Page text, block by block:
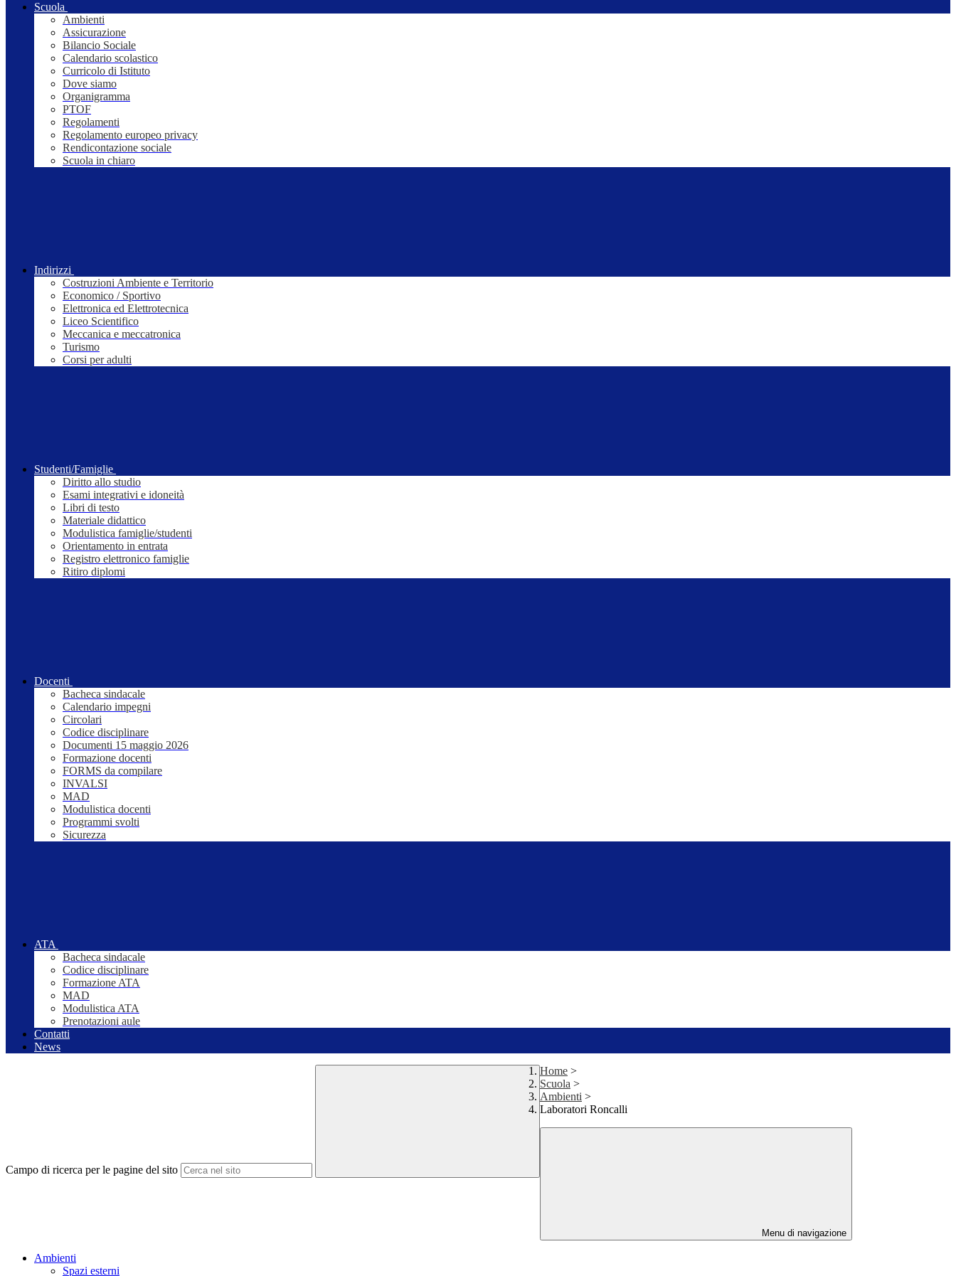
Scuola
Ambienti
Assicurazione
Bilancio Sociale
Calendario scolastico
Curricolo di Istituto
Dove siamo
Organigramma
PTOF
Regolamenti
Regolamento europeo privacy
Rendicontazione sociale
Scuola in chiaro
Indirizzi
Costruzioni Ambiente e Territorio
Economico / Sportivo
Elettronica ed Elettrotecnica
Liceo Scientifico
Meccanica e meccatronica
Turismo
Corsi per adulti
Studenti/Famiglie
Diritto allo studio
Esami integrativi e idoneità
Libri di testo
Materiale didattico
Modulistica famiglie/studenti
Orientamento in entrata
Registro elettronico famiglie
Ritiro diplomi
Docenti
Bacheca sindacale
Calendario impegni
Circolari
Codice disciplinare
Documenti 15 maggio 2026
Formazione docenti
FORMS da compilare
INVALSI
MAD
Modulistica docenti
Programmi svolti
Sicurezza
ATA
Bacheca sindacale
Codice disciplinare
Formazione ATA
MAD
Modulistica ATA
Prenotazioni aule
Contatti
News
Campo di ricerca per le pagine del sito
Home >
Scuola >
Ambienti >
Laboratori Roncalli
Menu di navigazione
Ambienti
Spazi esterni